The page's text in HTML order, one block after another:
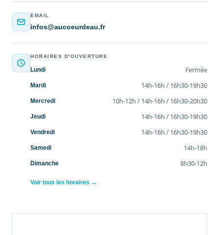
EMAIL
infos@aucoeurdeau.fr
HORAIRES D'OUVERTURE
Lundi Fermée
Mardi 14h-16h / 16h30-19h30
Mercredi 10h-12h / 14h-16h / 16h30-20h30
Jeudi 14h-16h / 16h30-19h30
Vendredi 14h-16h / 16h30-19h30
Samedi 14h-18h
Dimanche 8h30-12h
Voir tous les horaires →